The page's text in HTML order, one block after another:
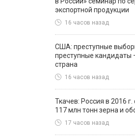
экспортной продукции
16 часов назад
США: преступные
преступные кандидаты
страна
16 часов назад
Ткачев: Россия в 2016
117 млн тонн зерна и
17 часов назад